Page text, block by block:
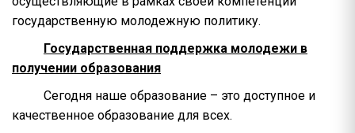
государственную молодежную политику.
Государственная поддержка молодежи в
получении образования
Сегодня наше образование – это доступное и
качественное образование для всех.